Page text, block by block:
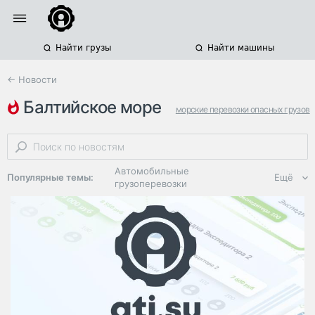
Найти грузы Найти машины
← Новости
балтийское море морские перевозки опасных грузов
порты балтийского бассейна перевалка опасных грузов
Популярные темы:
Автомобильные
грузоперевозки
Региональная
логистика
ЭДО, ИТ в
логистике
Дороги,
инфраструктура
Ещё